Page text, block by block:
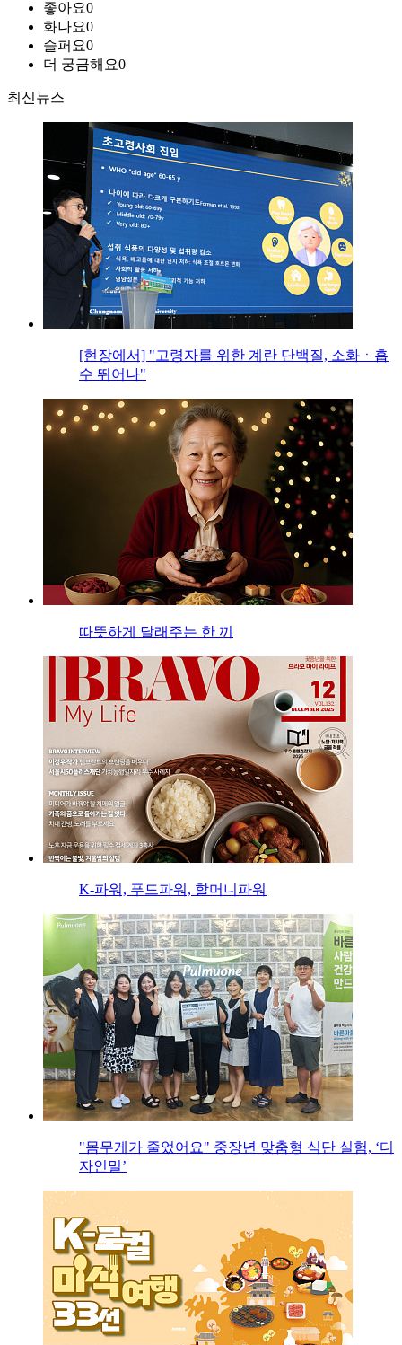
좋아요0
화나요0
슬퍼요0
더 궁금해요0
최신뉴스
[현장에서] "고령자를 위한 계란 단백질, 소화ㆍ흡
수 뛰어나"
따뜻하게 달래주는 한 끼
K-파워, 푸드파워, 할머니파워
"몸무게가 줄었어요" 중장년 맞춤형 식단 실험, ‘디
자인밀’